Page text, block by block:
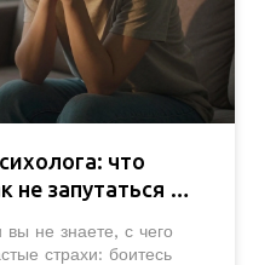
что
не запутаться в
вы не знаете, с чего
страхи: боитесь